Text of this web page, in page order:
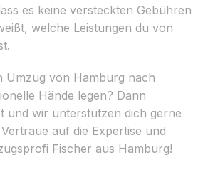
es keine versteckten Gebühren
welche Leistungen du von
Umzug von Hamburg nach
Hände legen? Dann
und wir unterstützen dich gerne
auf die Expertise und
Fischer aus Hamburg!